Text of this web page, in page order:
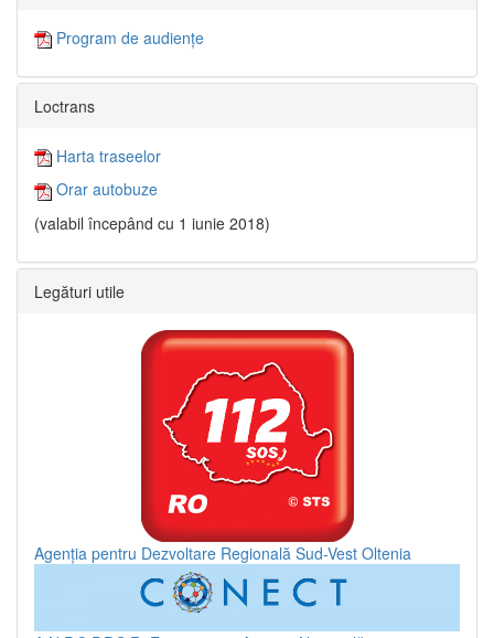
Program de audiențe
Loctrans
Harta traseelor
Orar autobuze
(valabil începând cu 1 iunie 2018)
Legături utile
Agenția pentru Dezvoltare Regională Sud-Vest Oltenia